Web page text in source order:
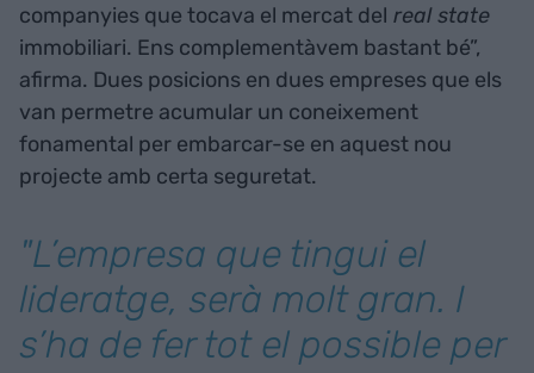
companyies que tocava el mercat del real state
immobiliari. Ens complementàvem bastant bé”,
afirma. Dues posicions en dues empreses que els
van permetre acumular un coneixement
fonamental per embarcar-se en aquest nou
projecte amb certa seguretat.
"L’empresa que tingui el
lideratge, serà molt gran. I
s’ha de fer tot el possible per